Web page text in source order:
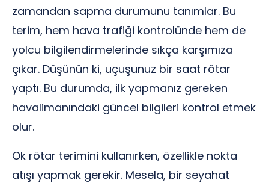
zamandan sapma durumunu tanımlar. Bu
terim, hem hava trafiği kontrolünde hem de
yolcu bilgilendirmelerinde sıkça karşımıza
çıkar. Düşünün ki, uçuşunuz bir saat rötar
yaptı. Bu durumda, ilk yapmanız gereken
havalimanındaki güncel bilgileri kontrol etmek
olur.
Ok rötar terimini kullanırken, özellikle nokta
atışı yapmak gerekir. Mesela, bir seyahat